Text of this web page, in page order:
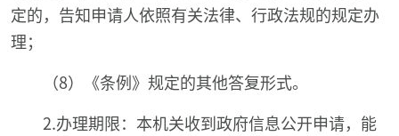
定的，告知申请人依照有关法律、行政法规的规定办
理；
（8）《条例》规定的其他答复形式。
2.办理期限：本机关收到政府信息公开申请，能